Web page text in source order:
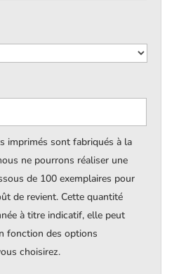
imprimés sont fabriqués à la
ne pourrons réaliser une
de 100 exemplaires pour
de revient. Cette quantité
à titre indicatif, elle peut
fonction des options
choisirez.